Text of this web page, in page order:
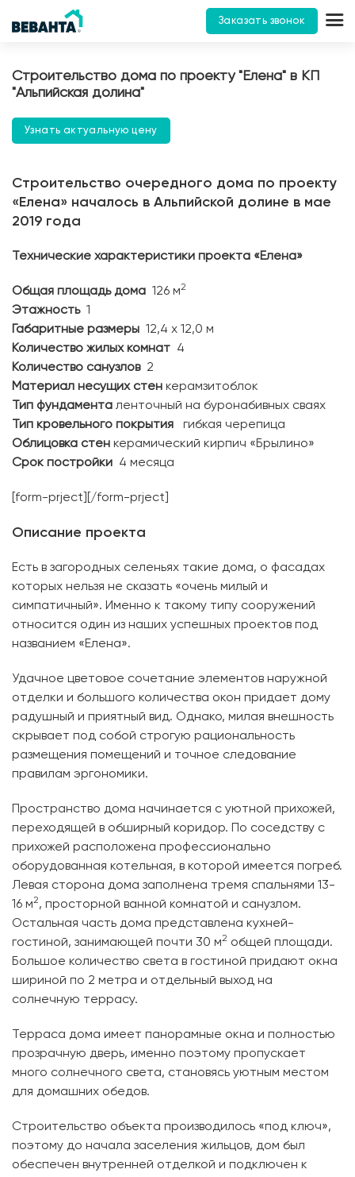
Заказать звонок
Строительство дома по проекту "Елена" в КП
"Альпийская долина"
Узнать актуальную цену
Строительство очередного дома по проекту
«Елена» началось в Альпийской долине в мае
2019 года
Технические характеристики проекта «Елена»
Общая площадь дома 126 м2
Этажность1
Габаритные размеры 12,4 х 12,0 м
Количество жилых комнат 4
Количество санузлов2
Материал несущих стен керамзитоблок
Тип фундамента ленточный на буронабивных сваях
Тип кровельного покрытия гибкая черепица
Облицовка стен керамический кирпич «Брылино»
Срок постройки 4 месяца
[form-prject][/form-prject]
Описание проекта
Есть в загородных селеньях такие дома, о фасадах
которых нельзя не сказать «очень милый и
симпатичный». Именно к такому типу сооружений
относится один из наших успешных проектов под
названием «Елена».
Удачное цветовое сочетание элементов наружной
отделки и большого количества окон придает дому
радушный и приятный вид. Однако, милая внешность
скрывает под собой строгую рациональность
размещения помещений и точное следование
правилам эргономики.
Пространство дома начинается с уютной прихожей,
переходящей в обширный коридор. По соседству с
прихожей расположена профессионально
оборудованная котельная, в которой имеется погреб.
Левая сторона дома заполнена тремя спальнями 13-
16 м2, просторной ванной комнатой и санузлом.
Остальная часть дома представлена кухней-
гостиной, занимающей почти 30 м2 общей площади.
Большое количество света в гостиной придают окна
шириной по 2 метра и отдельный выход на
солнечную террасу.
Терраса дома имеет панорамные окна и полностью
прозрачную дверь, именно поэтому пропускает
много солнечного света, становясь уютным местом
для домашних обедов.
Строительство объекта производилось «под ключ»,
поэтому до начала заселения жильцов, дом был
обеспечен внутренней отделкой и подключен к